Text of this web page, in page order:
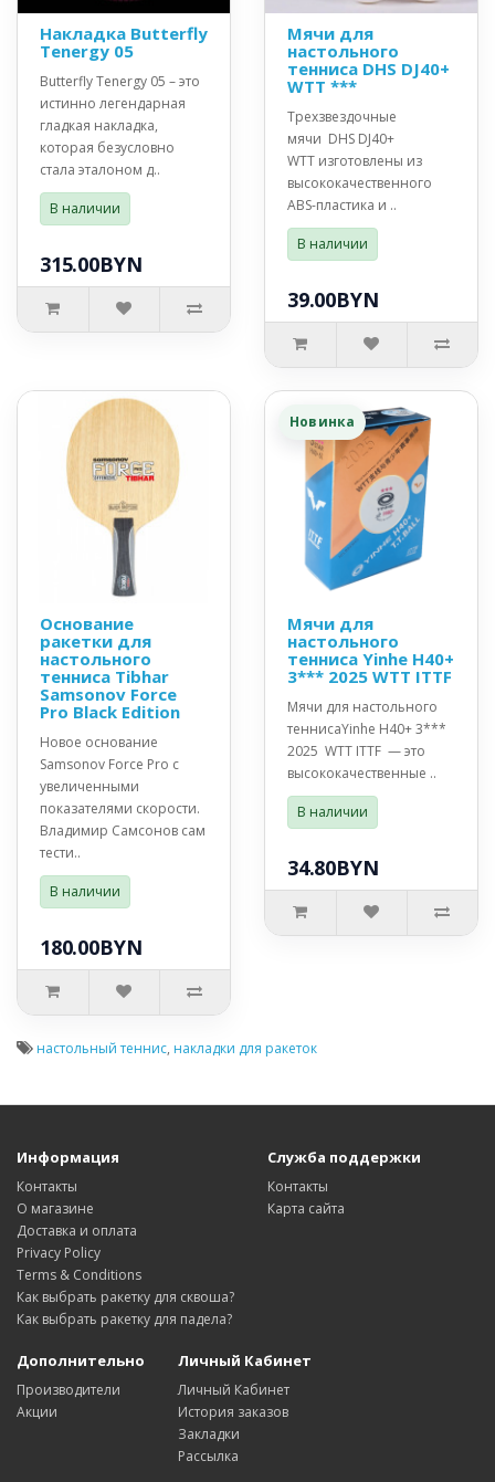
Накладка Butterfly
Tenergy 05
Butterfly Tenergy 05 – это
истинно легендарная
гладкая накладка,
которая безусловно
стала эталоном д..
В наличии
315.00BYN
Мячи для
настольного
тенниса DHS DJ40+
WTT ***
Трехзвездочные
мячи DHS DJ40+
WTT изготовлены из
высококачественного
ABS-пластика и ..
В наличии
39.00BYN
Основание
ракетки для
настольного
тенниса Tibhar
Samsonov Force
Pro Black Edition
Новое основание
Samsonov Force Pro с
увеличенными
показателями скорости.
Владимир Самсонов сам
тести..
В наличии
180.00BYN
Новинка
Мячи для
настольного
тенниса Yinhe H40+
3*** 2025 WTT ITTF
Мячи для настольного
теннисаYinhe H40+ 3***
2025 WTT ITTF — это
высококачественные ..
В наличии
34.80BYN
настольный теннис, накладки для ракеток
Информация
Контакты
О магазине
Доставка и оплата
Privacy Policy
Terms & Conditions
Как выбрать ракетку для сквоша?
Как выбрать ракетку для падела?
Служба поддержки
Контакты
Карта сайта
Дополнительно
Производители
Акции
Личный Кабинет
Личный Кабинет
История заказов
Закладки
Рассылка